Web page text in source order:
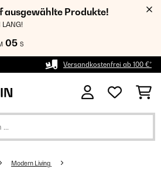
ausgewählte Produkte!
LANG!
05 S
Versandkostenfrei ab 100 €*
Modern Living